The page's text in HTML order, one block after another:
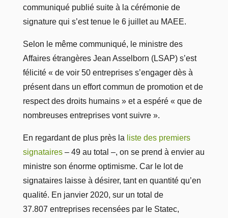
communiqué publié suite à la cérémonie de
signature qui s’est tenue le 6 juillet au MAEE.
Selon le même communiqué, le ministre des
Affaires étrangères Jean Asselborn (LSAP) s’est
félicité « de voir 50 entreprises s’engager dès à
présent dans un effort commun de promotion et de
respect des droits humains » et a espéré « que de
nombreuses entreprises vont suivre ».
En regardant de plus près la liste des premiers
signataires– 49 au total –, on se prend à envier au
ministre son énorme optimisme. Car le lot de
signataires laisse à désirer, tant en quantité qu’en
qualité. En janvier 2020, sur un total de
37.807 entreprises recensées par le Statec,